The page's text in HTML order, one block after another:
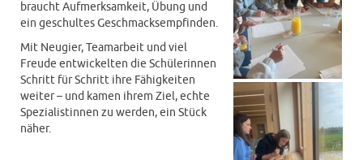
braucht Aufmerksamkeit, Übung und
ein geschultes Geschmacksempfinden.
Mit Neugier, Teamarbeit und viel
Freude entwickelten die Schülerinnen
Schritt für Schritt ihre Fähigkeiten
weiter – und kamen ihrem Ziel, echte
Spezialistinnen zu werden, ein Stück
näher.